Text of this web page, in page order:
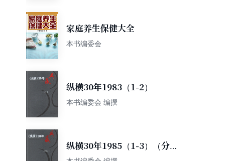
家庭养生保健大全
本书编委会
纵横30年1983（1-2）
本书编委会 编撰
纵横30年1985（1-3）（分两
册）